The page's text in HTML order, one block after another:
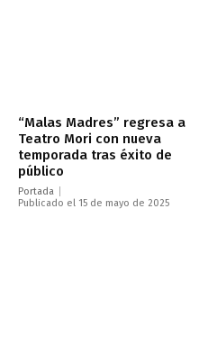
“Malas Madres” regresa a
Teatro Mori con nueva
temporada tras éxito de
público
Portada
Publicado el 15 de mayo de 2025